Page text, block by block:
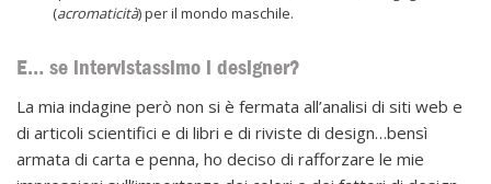
(acromaticità) per il mondo maschile.
E… se intervistassimo i designer?
La mia indagine però non si è fermata all’analisi di siti web e
di articoli scientifici e di libri e di riviste di design…bensì
armata di carta e penna, ho deciso di rafforzare le mie